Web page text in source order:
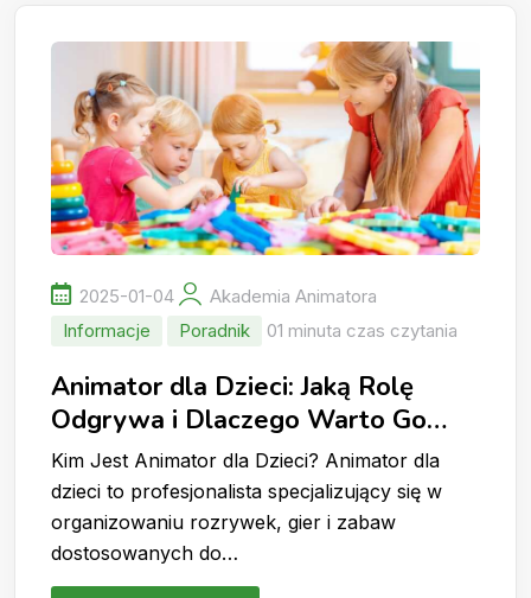
2025-01-04
Akademia Animatora
Informacje
Poradnik 01 minuta czas czytania
Animator dla Dzieci: Jaką Rolę
Odgrywa i Dlaczego Warto Go
Wynająć?
Kim Jest Animator dla Dzieci? Animator dla
dzieci to profesjonalista specjalizujący się w
organizowaniu rozrywek, gier i zabaw
dostosowanych do…